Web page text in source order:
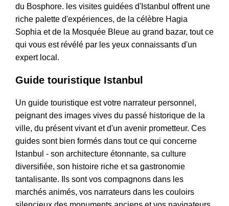
du Bosphore. les visites guidées d'Istanbul offrent une
riche palette d'expériences, de la célèbre Hagia
Sophia et de la Mosquée Bleue au grand bazar, tout ce
qui vous est révélé par les yeux connaissants d'un
expert local.
Guide touristique Istanbul
Un guide touristique est votre narrateur personnel,
peignant des images vives du passé historique de la
ville, du présent vivant et d'un avenir prometteur. Ces
guides sont bien formés dans tout ce qui concerne
Istanbul - son architecture étonnante, sa culture
diversifiée, son histoire riche et sa gastronomie
tantalisante. Ils sont vos compagnons dans les
marchés animés, vos narrateurs dans les couloirs